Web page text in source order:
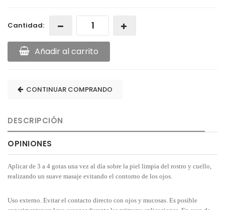
Cantidad:
Añadir al carrito
CONTINUAR COMPRANDO
DESCRIPCIÓN
OPINIONES
Aplicar de 3 a 4 gotas una vez al día sobre la piel limpia del rostro y cuello,
realizando un suave masaje evitando el contorno de los ojos.
Uso externo. Evitar el contacto directo con ojos y mucosas. Es posible